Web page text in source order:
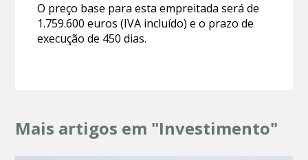
O preço base para esta empreitada será de
1.759.600 euros (IVA incluído) e o prazo de
execução de 450 dias.
Mais artigos em "Investimento"